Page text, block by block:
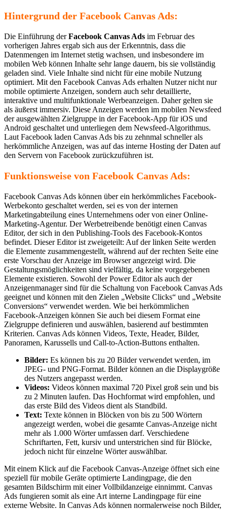
Hintergrund der Facebook Canvas Ads:
Die Einführung derFacebook Canvas Ads im Februar des
vorherigen Jahres ergab sich aus der Erkenntnis, dass die
Datenmengen im Internet stetig wachsen, und insbesondere im
mobilen Web können Inhalte sehr lange dauern, bis sie vollständig
geladen sind. Viele Inhalte sind nicht für eine mobile Nutzung
optimiert. Mit den Facebook Canvas Ads erhalten Nutzer nicht nur
mobile optimierte Anzeigen, sondern auch sehr detaillierte,
interaktive und multifunktionale Werbeanzeigen. Daher gelten sie
als äußerst immersiv. Diese Anzeigen werden im mobilen Newsfeed
der ausgewählten Zielgruppe in der Facebook-App für iOS und
Android geschaltet und unterliegen dem Newsfeed-Algorithmus.
Laut Facebook laden Canvas Ads bis zu zehnmal schneller als
herkömmliche Anzeigen, was auf das interne Hosting der Daten auf
den Servern von Facebook zurückzuführen ist.
Funktionsweise von Facebook Canvas Ads:
Facebook Canvas Ads können über ein herkömmliches Facebook-
Werbekonto geschaltet werden, sei es von der internen
Marketingabteilung eines Unternehmens oder von einer Online-
Marketing-Agentur. Der Werbetreibende benötigt einen Canvas
Editor, der sich in den Publishing-Tools des Facebook-Kontos
befindet. Dieser Editor ist zweigeteilt: Auf der linken Seite werden
die Elemente zusammengestellt, während auf der rechten Seite eine
erste Vorschau der Anzeige im Browser angezeigt wird. Die
Gestaltungsmöglichkeiten sind vielfältig, da keine vorgegebenen
Elemente existieren. Sowohl der Power Editor als auch der
Anzeigenmanager sind für die Schaltung von Facebook Canvas Ads
geeignet und können mit den Zielen „Website Clicks“ und „Website
Conversions“ verwendet werden. Wie bei herkömmlichen
Facebook-Anzeigen können Sie auch bei diesem Format eine
Zielgruppe definieren und auswählen, basierend auf bestimmten
Kriterien. Canvas Ads können Videos, Texte, Header, Bilder,
Panoramen, Karussells und Call-to-Action-Buttons enthalten.
Bilder: Es können bis zu 20 Bilder verwendet werden, im
JPEG- und PNG-Format. Bilder können an die Displaygröße
des Nutzers angepasst werden.
Videos: Videos können maximal 720 Pixel groß sein und bis
zu 2 Minuten laufen. Das Hochformat wird empfohlen, und
das erste Bild des Videos dient als Standbild.
Text: Texte können in Blöcken von bis zu 500 Wörtern
angezeigt werden, wobei die gesamte Canvas-Anzeige nicht
mehr als 1.000 Wörter umfassen darf. Verschiedene
Schriftarten, Fett, kursiv und unterstrichen sind für Blöcke,
jedoch nicht für einzelne Wörter auswählbar.
Mit einem Klick auf die Facebook Canvas-Anzeige öffnet sich eine
speziell für mobile Geräte optimierte Landingpage, die den
gesamten Bildschirm mit einer Vollbildanzeige einnimmt. Canvas
Ads fungieren somit als eine Art interne Landingpage für eine
externe Website. In Canvas Ads können normalerweise noch Bilder,